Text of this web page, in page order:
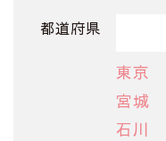
都道府県
東京
宮城
石川